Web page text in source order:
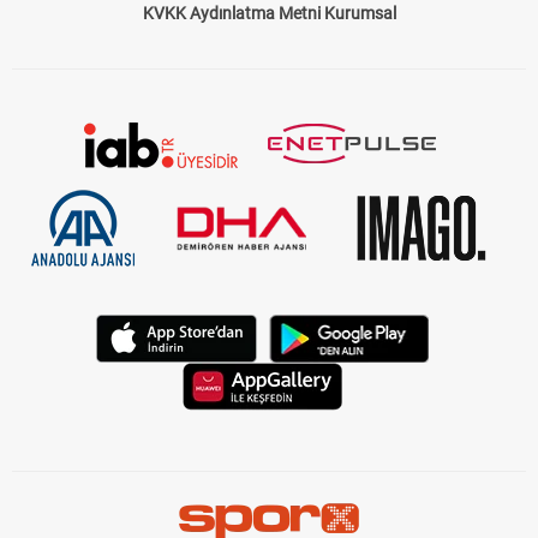
KVKK Aydınlatma Metni Kurumsal